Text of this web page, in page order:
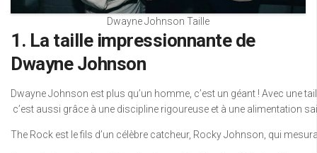
Dwayne Johnson Taille
1. La taille impressionnante de
Dwayne Johnson
Dwayne Johnson est plus qu’un homme, c’est un géant ! Avec
c’est aussi grâce à une discipline rigoureuse et à une alimentation
The Rock est le fils d’un célèbre catcheur, Rocky Johnson, qui